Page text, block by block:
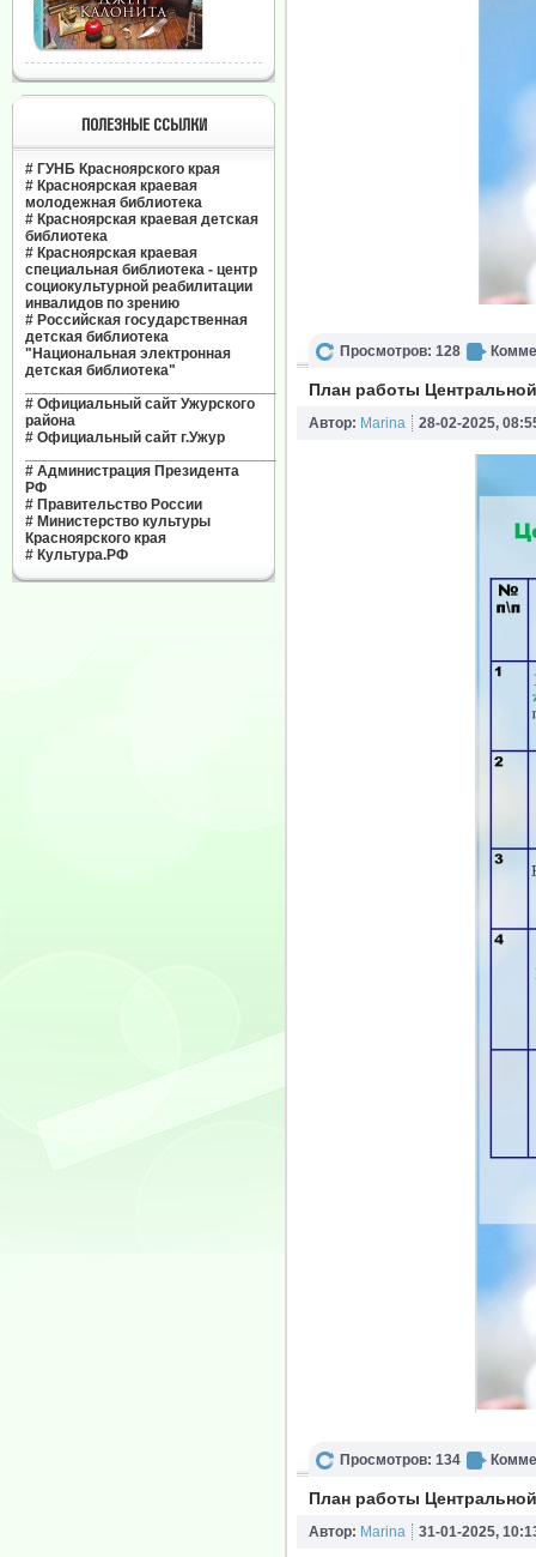
ПОЛЕЗНЫЕ ССЫЛКИ
# ГУНБ Красноярского края
# Красноярская краевая
молодежная библиотека
# Красноярская краевая детская
библиотека
# Красноярская краевая
специальная библиотека - центр
социокультурной реабилитации
инвалидов по зрению
# Российская государственная
детская библиотека
"Национальная электронная
детская библиотека"
# Официальный сайт Ужурского
района
# Официальный сайт г.Ужур
# Администрация Президента
РФ
# Правительство России
# Министерство культуры
Красноярского края
# Культура.РФ
Просмотров: 128
План работы
Автор: Marina 28-02-2025,
Просмотров: 134
План работы
Автор: Marina 31-01-2025,